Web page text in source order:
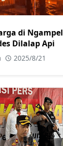
di Ngampel
Dilalap Api
2025/8/21